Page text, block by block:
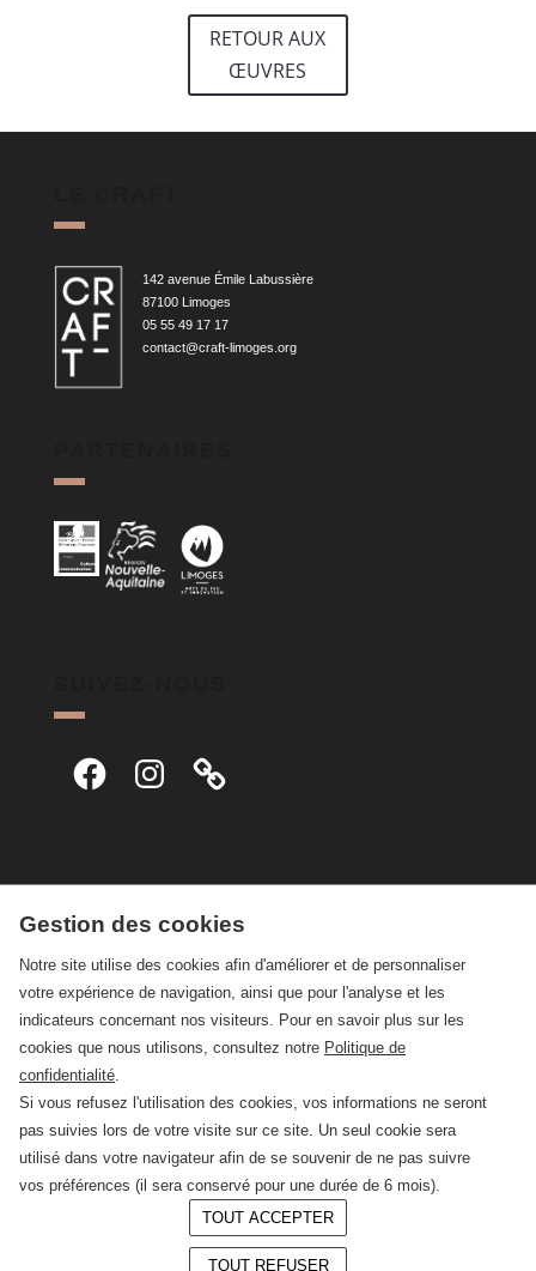
RETOUR AUX
ŒUVRES
142 avenue Émile Labussière
87100 Limoges
05 55 49 17 17
contact@craft-limoges.org
FacebookInstagram
© 2026 —CRAFT Limoges
Gestion des cookies
Notre site utilise des cookies afin d'améliorer et de personnaliser
votre expérience de navigation, ainsi que pour l'analyse et les
indicateurs concernant nos visiteurs. Pour en savoir plus sur les
cookies que nous utilisons, consultez notre Politique de
confidentialité
Si vous refusez l'utilisation des cookies, vos informations ne seront
pas suivies lors de votre visite sur ce site. Un seul cookie sera
utilisé dans votre navigateur afin de se souvenir de ne pas suivre
vos préférences (il sera conservé pour une durée de 6 mois).
TOUT ACCEPTER
TOUT REFUSER